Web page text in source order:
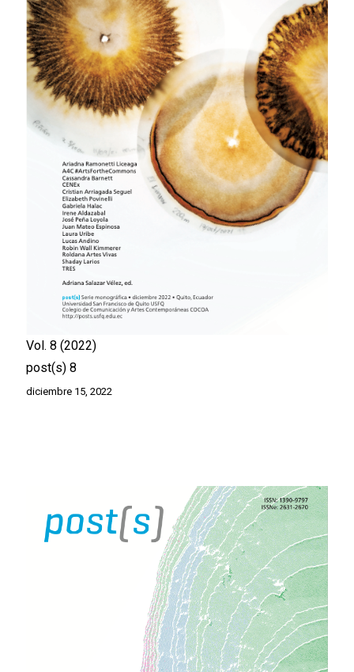
Vol. 8 2022
post(s) 8
diciembre 15, 2022